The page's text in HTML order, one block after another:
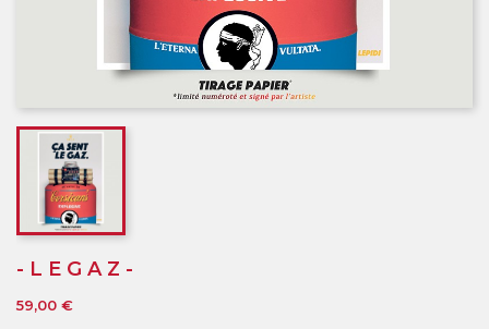
- L E G A Z -
59,00 €